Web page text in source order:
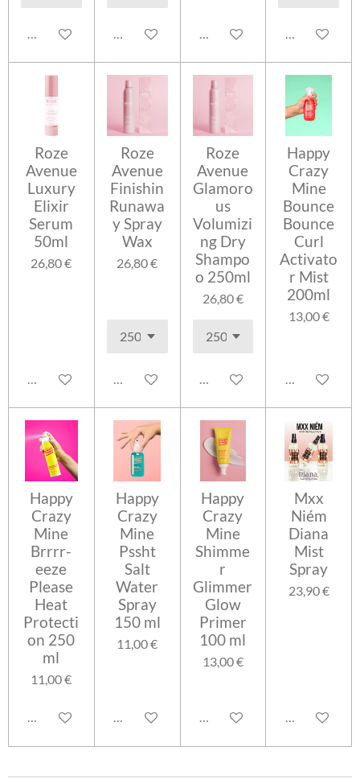
Lisää ostoskoriin Lisää ostoskoriin Lisää ostoskoriin Lisää
Roze
Avenue
Luxury
Elixir
Serum
50ml
26,80 €
Lisää ostoskoriin
Roze
Avenue
Finishin
Runawa
y Spray
Wax
26,80 €
Lisää ostoskoriin
Roze
Avenue
Glamoro
us
Volumizi
ng Dry
Shampo
o 250ml
26,80 €
Lisää ostoskoriin
Happy
Crazy
Mine
Bounce
Bounce
Curl
Activato
r Mist
200ml
13,00 €
Lisää
Happy
Crazy
Mine
Brrrr-
eeze
Please
Heat
Protecti
on 250
ml
11,00 €
Lisää ostoskoriin
Happy
Crazy
Mine
Pssht
Salt
Water
Spray
150 ml
11,00 €
Lisää ostoskoriin
Happy
Crazy
Mine
Shimme
r
Glimmer
Glow
Primer
100 ml
13,00 €
Lisää ostoskoriin
Mxx
Niém
Diana
Mist
Spray
23,90 €
Lisää